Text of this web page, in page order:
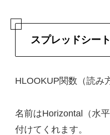
スプレッドシー
HLOOKUP関数（読み
名前はHorizontal（水
付けてくれます。